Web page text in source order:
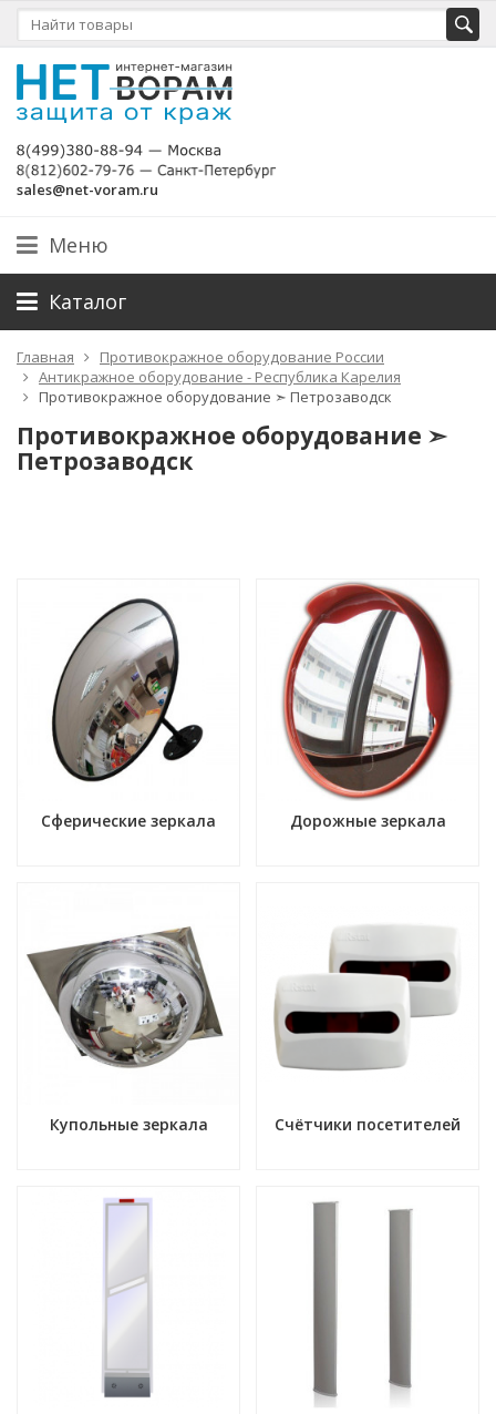
sales@net-voram.ru
Меню
Каталог
Главная
Противокражное оборудование России
Антикражное оборудование - Республика Карелия
Противокражное оборудование ➣ Петрозаводск
Противокражное оборудование ➣
Петрозаводск
Сферические зеркала Дорожные зеркала
Купольные зеркала Счётчики посетителей